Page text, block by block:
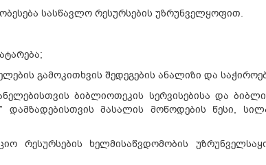
სასწავლო რესურსების უზრუნველყოფით.
გამოკითხვის შედეგების ანალიზი და
ბიბლიოთეკის სერვისებისა და
დამზადებისთვის მასალის მოწოდების წესი,
რესურსების ხელმისაწვდომობის